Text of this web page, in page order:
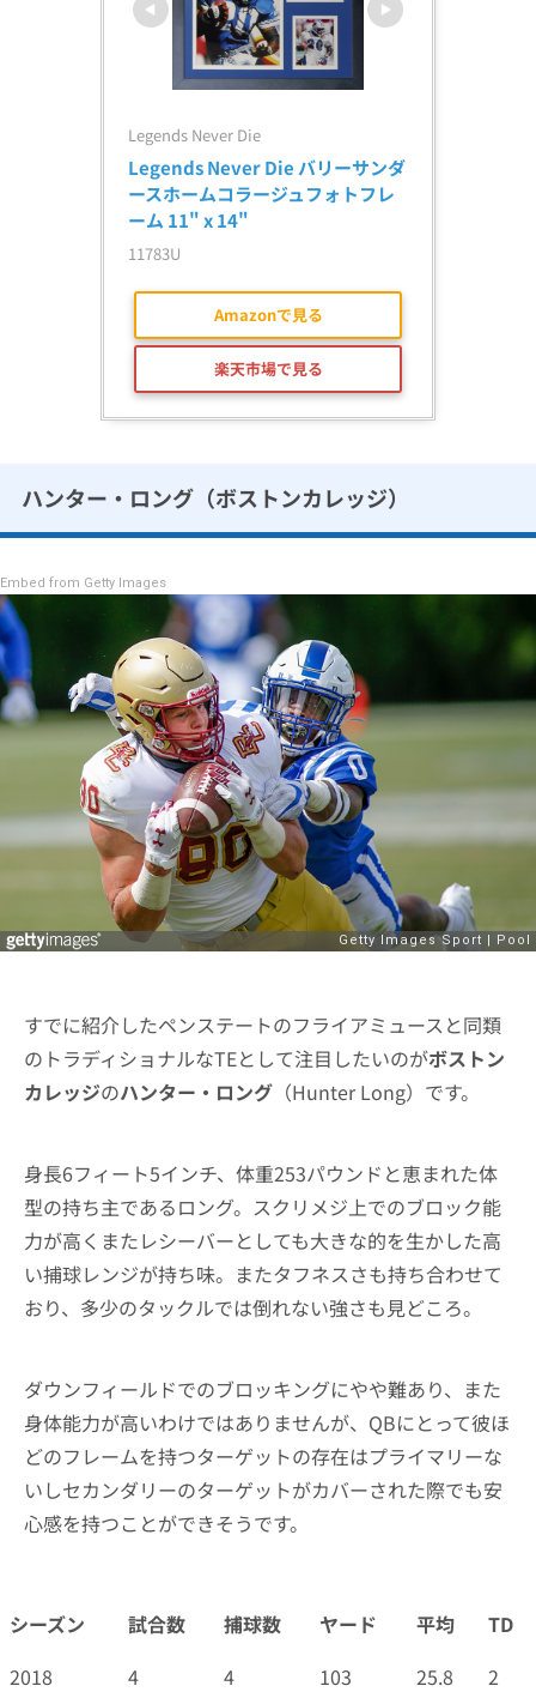
Legends Never Die
Legends Never Die バリーサンダ
ースホームコラージュフォトフレ
ーム 11" x 14"
11783U
Amazonで見る
楽天市場で見る
ハンター・ロング（ボストンカレッジ）
Embed from Getty Images
すでに紹介したペンステートのフライアミュースと同類
のトラディショナルなTEとして注目したいのがボストン
カレッジのハンター・ロング （Hunter Long）です。
身長6フィート5インチ、体重253パウンドと恵まれた体
型の持ち主であるロング。スクリメジ上でのブロック能
力が高くまたレシーバーとしても大きな的を生かした高
い捕球レンジが持ち味。またタフネスさも持ち合わせて
おり、多少のタックルでは倒れない強さも見どころ。
ダウンフィールドでのブロッキングにやや難あり、また
身体能力が高いわけではありませんが、QBにとって彼ほ
どのフレームを持つターゲットの存在はプライマリーな
いしセカンダリーのターゲットがカバーされた際でも安
心感を持つことができそうです。
シーズン 試合数 捕球数 ヤード 平均
TD
シーズン
試合数 捕球数 ヤード 平均 TD
2018 4 4 103 25.8
2